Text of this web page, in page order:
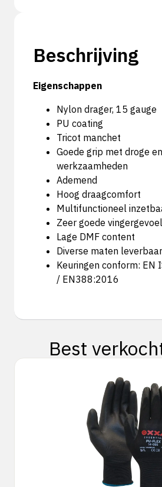
Beschrijving
Eigenschappen
Nylon drager, 15 gauge
PU coating
Tricot manchet
Goede grip met droge
werkzaamheden
Ademend
Hoog draagcomfort
Multifunctioneel
Zeer goede
Lage DMF content
Diverse maten leverbaar
Keuringen conform: EN
/ EN388:2016
Best